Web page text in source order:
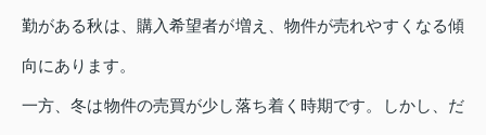
勤がある秋は、購入希望者が増え、物件が売れやすくなる傾
向にあります。
一方、冬は物件の売買が少し落ち着く時期です。しかし、だ